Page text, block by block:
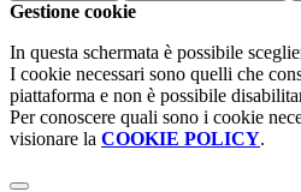
Gestione cookie
In questa schermata è possibile
I cookie necessari sono quelli che
piattaforma e non è possibile
Per conoscere quali sono i cookie
visionare la COOKIE POLICY.